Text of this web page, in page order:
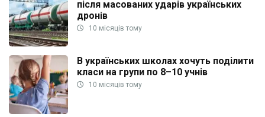
після масованих ударів українських
дронів
10 місяців тому
В українських школах хочуть поділити
класи на групи по 8–10 учнів
10 місяців тому